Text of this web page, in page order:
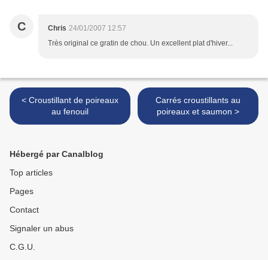
C Chris 24/01/2007 12:57
Très original ce gratin de chou. Un excellent plat d'hiver...
< Croustillant de poireaux
au fenouil
Carrés croustillants au
poireaux et saumon >
Hébergé par Canalblog
Top articles
Pages
Contact
Signaler un abus
C.G.U.